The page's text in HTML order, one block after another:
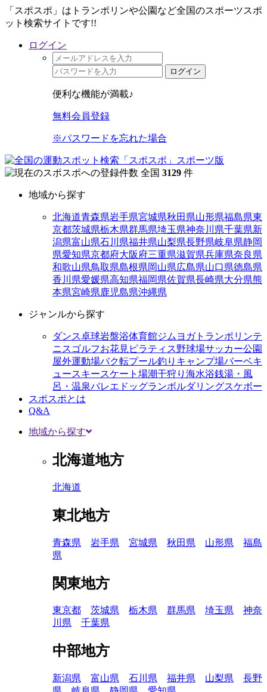
「スポスポ」はトランポリンや公園など全国のスポーツスポ
ット検索サイトです!!
ログイン
ログイン
便利な機能が満載♪
無料会員登録
※パスワードを忘れた場合
全国 3129 件
地域から探す
北海道青森県岩手県宮城県秋田県山形県福島県東
京都茨城県栃木県群馬県埼玉県神奈川県千葉県新
潟県富山県石川県福井県山梨県長野県岐阜県静岡
県愛知県京都府大阪府三重県滋賀県兵庫県奈良県
和歌山県鳥取県島根県岡山県広島県山口県徳島県
香川県愛媛県高知県福岡県佐賀県長崎県大分県熊
本県宮崎県鹿児島県沖縄県
ジャンルから探す
ダンス卓球岩盤浴体育館ジム ヨガトランポリンテ
ニス ゴルフお花見 ピラティス野球場サッカー公園
屋外運動場バク転プール釣り キャンプ場バーベキ
ュースキースケート場潮干狩り 海水浴銭湯・風
呂・温泉バレエ ドッグランボルダリングスケボー
スポスポとは
Q&A
地域から探す
北海道地方
北海道
東北地方
青森県 岩手県 宮城県 秋田県 山形県
福島
県
関東地方
東京都 茨城県 栃木県 群馬県 埼玉県
神奈
川県
千葉県
中部地方
新潟県 富山県 石川県 福井県 山梨県
長野